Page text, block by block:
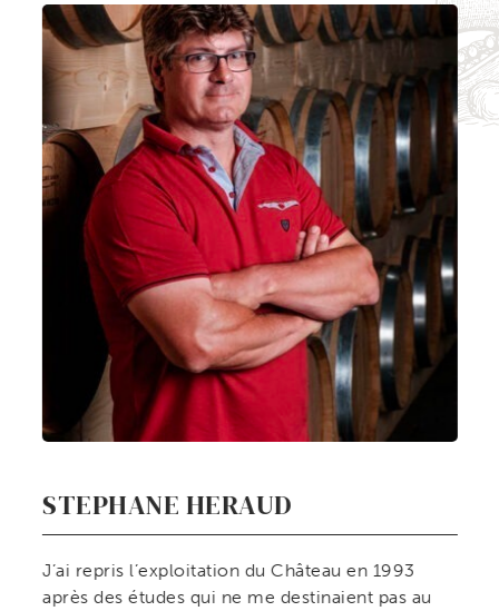
STEPHANE HERAUD
J’ai repris l’exploitation du Château en 1993
après des études qui ne me destinaient pas au